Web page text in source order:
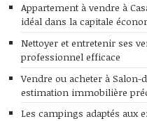
Appartement à vendre à
idéal dans la capitale
Nettoyer et entretenir ses
professionnel efficace
Vendre ou acheter à
estimation immobilière
Les campings adaptés aux